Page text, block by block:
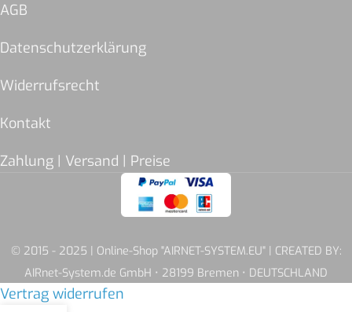
AGB
Datenschutzerklärung
Widerrufsrecht
Kontakt
Zahlung | Versand | Preise
© 2015 - 2025 | Online-Shop "AIRNET-SYSTEM.EU" | CREATED BY:
AIRnet-System.de GmbH • 28199 Bremen • DEUTSCHLAND
Vertrag widerrufen